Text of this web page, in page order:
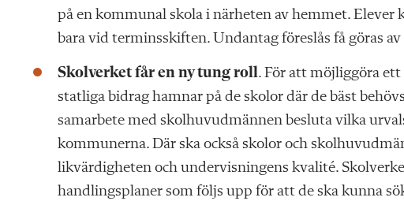
på en kommunal skola i närheten av hemmet.
bara vid terminsskiften. Undantag föreslås få göras
Skolverket får en ny tung roll. För att möjliggöra
statliga bidrag hamnar på de skolor där de bäst
samarbete med skolhuvudmännen besluta vilka
kommunerna. Där ska också skolor och
likvärdigheten och undervisningens kvalité.
handlingsplaner som följs upp för att de ska kunna